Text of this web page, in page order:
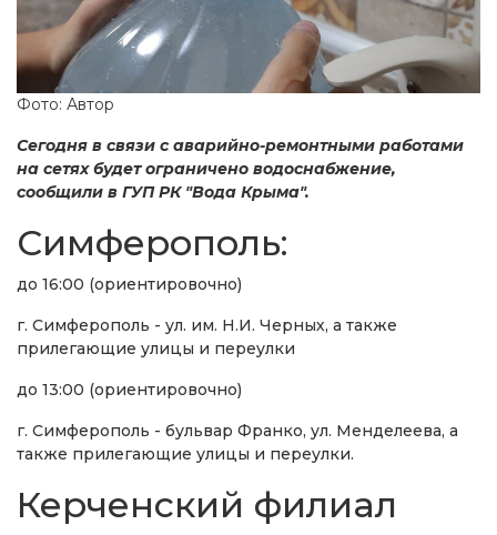
Фото: Автор
Сегодня в связи с аварийно-ремонтными работами
на сетях будет ограничено водоснабжение,
сообщили в ГУП РК "Вода Крыма".
Симферополь:
до 16:00 (ориентировочно)
г. Симферополь - ул. им. Н.И. Черных, а также
прилегающие улицы и переулки
до 13:00 (ориентировочно)
г. Симферополь - бульвар Франко, ул. Менделеева, а
также прилегающие улицы и переулки.
Керченский филиал